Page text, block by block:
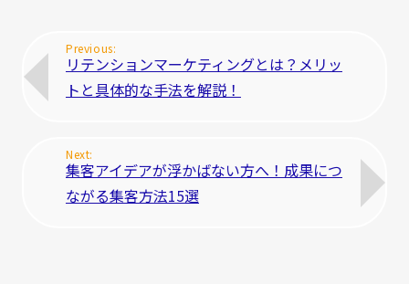
リテンションマーケティングとは？メリッ
トと具体的な手法を解説！
集客アイデアが浮かばない方へ！成果につ
ながる集客方法15選